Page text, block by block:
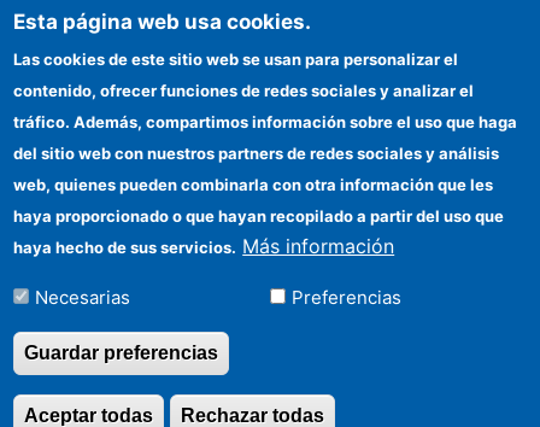
Institutional identity
FEDER funds
Funding entities
Contact
Esta página web usa cookies.
Las cookies de este sitio web se usan para personalizar el
contenido, ofrecer funciones de redes sociales y analizar el
tráfico. Además, compartimos información sobre el uso que haga
del sitio web con nuestros partners de redes sociales y análisis
web, quienes pueden combinarla con otra información que les
haya proporcionado o que hayan recopilado a partir del uso que
haya hecho de sus servicios. Más información
Necesarias Preferencias
Guardar preferencias
Rechazar todas
Aceptar todas